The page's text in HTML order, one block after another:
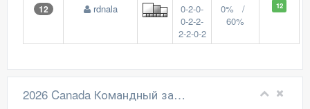
12 rdnala
0-2-0-
0-2-2-
2-2-0-2
0% /
60%
12
2026 Canada Командный зачет